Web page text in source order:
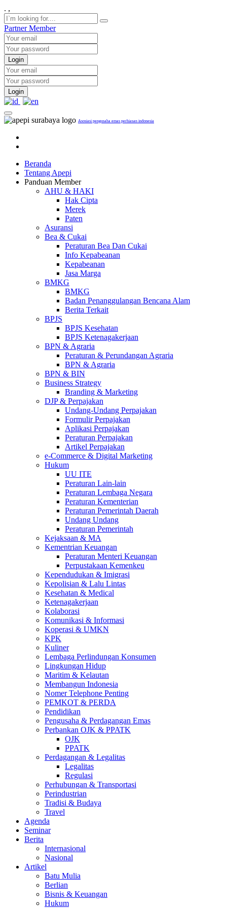
. ,
PartnerMember
Login
Login
Asosiasi pengusaha emas perhiasan indonesia
Beranda
Tentang Apepi
Panduan Member
AHU & HAKI
Hak Cipta
Merek
Paten
Asuransi
Bea & Cukai
Peraturan Bea Dan Cukai
Info Kepabeanan
Kepabeanan
Jasa Marga
BMKG
BMKG
Badan Penanggulangan Bencana Alam
Berita Terkait
BPJS
BPJS Kesehatan
BPJS Ketenagakerjaan
BPN & Agraria
Peraturan & Perundangan Agraria
BPN & Agraria
BPN & BIN
Business Strategy
Branding & Marketing
DJP & Perpajakan
Undang-Undang Perpajakan
Formulir Perpajakan
Aplikasi Perpajakan
Peraturan Perpajakan
Artikel Perpajakan
e-Commerce & Digital Marketing
Hukum
UU ITE
Peraturan Lain-lain
Peraturan Lembaga Negara
Peraturan Kementerian
Peraturan Pemerintah Daerah
Undang Undang
Peraturan Pemerintah
Kejaksaan & MA
Kementrian Keuangan
Peraturan Menteri Keuangan
Perpustakaan Kemenkeu
Kependudukan & Imigrasi
Kepolisian & Lalu Lintas
Kesehatan & Medical
Ketenagakerjaan
Kolaborasi
Komunikasi & Informasi
Koperasi & UMKN
KPK
Kuliner
Lembaga Perlindungan Konsumen
Lingkungan Hidup
Maritim & Kelautan
Membangun Indonesia
Nomer Telephone Penting
PEMKOT & PERDA
Pendidikan
Pengusaha & Perdagangan Emas
Perbankan OJK & PPATK
OJK
PPATK
Perdagangan & Legalitas
Legalitas
Regulasi
Perhubungan & Transportasi
Perindustrian
Tradisi & Budaya
Travel
Agenda
Seminar
Berita
Internasional
Nasional
Artikel
Batu Mulia
Berlian
Bisnis & Keuangan
Hukum